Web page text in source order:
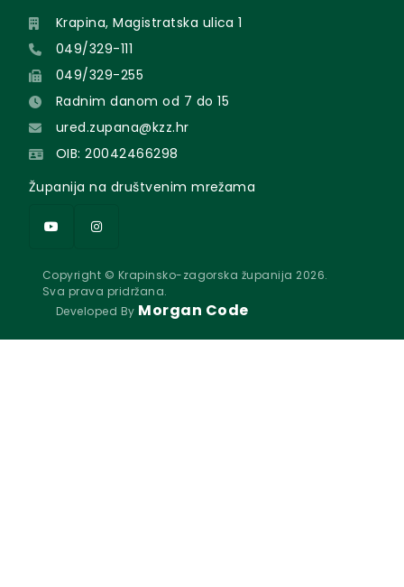
Krapina, Magistratska ulica 1
049/329-111
049/329-255
Radnim danom od 7 do 15
ured.zupana@kzz.hr
OIB: 20042466298
Županija na društvenim mrežama
Copyright © Krapinsko-zagorska županija 2026.
Sva prava pridržana.
Developed By Morgan Code